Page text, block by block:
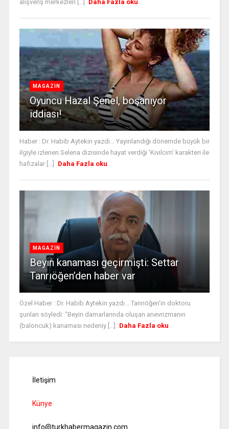
alışveriş merkezleri [...]
Daha Fazla oku
MAGAZİN
Oyuncu Hazal Şenel, boşanıyor
iddiası!
Haber : Dr. Habib Aytekin yazdı... Yayınlandığı dönemde büyük bir
ilgiyle izlenen Selena dizisinde hayat verdiği 'Kıvılcım' karakteri ile
hafızalar [...]
Daha Fazla oku
MAGAZİN
Beyin kanaması geçirmişti: Settar
Tanrıöğen’den haber var
Özel Haber : Dr. Habib Aytekin yazdı... Tanrıöğen'in doktoru
şunları söyledi: "Beyin damarlarında oluşan anevrizmanın
(baloncuk) kanaması nedeniy [...]
Daha Fazla oku
İletişim
Künye
info@turkhabermagazin.com